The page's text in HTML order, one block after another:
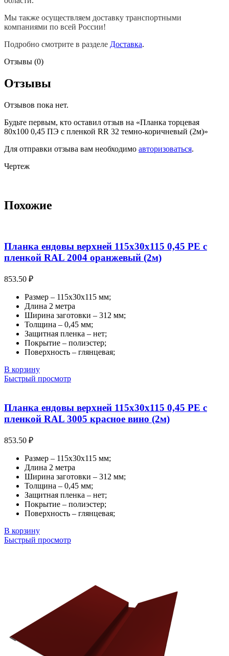
Мы также осуществляем доставку транспортными
компаниями по всей России!
Подробно смотрите в разделе Доставка.
Отзывы (0)
Отзывы
Отзывов пока нет.
Будьте первым, кто оставил отзыв на «Планка торцевая
80х100 0,45 ПЭ с пленкой RR 32 темно-коричневый (2м)»
Для отправки отзыва вам необходимо авторизоваться.
Чертеж
Похожие
Планка ендовы верхней 115х30х115 0,45 PE с
пленкой RAL 2004 оранжевый (2м)
853.50 ₽
Размер – 115х30х115 мм;
Длина 2 метра
Ширина заготовки – 312 мм;
Толщина – 0,45 мм;
Защитная пленка – нет;
Покрытие – полиэстер;
Поверхность – глянцевая;
В корзину
Быстрый просмотр
Планка ендовы верхней 115х30х115 0,45 PE с
пленкой RAL 3005 красное вино (2м)
853.50 ₽
Размер – 115х30х115 мм;
Длина 2 метра
Ширина заготовки – 312 мм;
Толщина – 0,45 мм;
Защитная пленка – нет;
Покрытие – полиэстер;
Поверхность – глянцевая;
В корзину
Быстрый просмотр